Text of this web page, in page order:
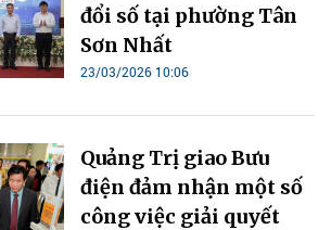
đổi số tại phường Tân
Sơn Nhất
23/03/2026 10:06
Quảng Trị giao Bưu
điện đảm nhận một số
công việc giải quyết